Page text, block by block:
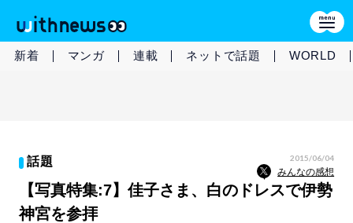
新着 マンガ 連載 ネットで話題 WORLD
話題 2015/06/04
みんなの感想
【写真特集:7】佳子さま、白のドレスで伊勢
神宮を参拝